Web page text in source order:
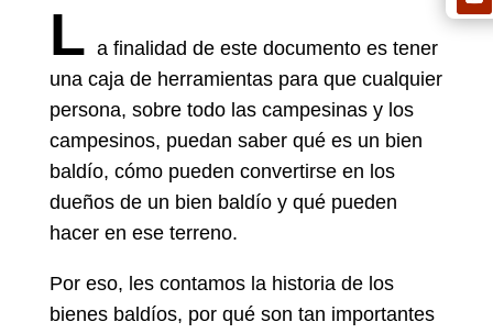
L a finalidad de este documento es tener
una caja de herramientas para que cualquier
persona, sobre todo las campesinas y los
campesinos, puedan saber qué es un bien
baldío, cómo pueden convertirse en los
dueños de un bien baldío y qué pueden
hacer en ese terreno.
Por eso, les contamos la historia de los
bienes baldíos, por qué son tan importantes